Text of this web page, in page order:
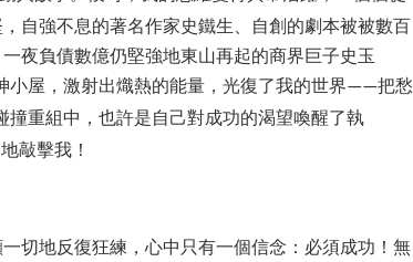
自強不息的著名作家史鐵生、自創的劇本被被數百
夜負債數億仍堅強地東山再起的商界巨子史玉
屋，激射出熾熱的能量，光復了我的世界——把愁
重組中，也許是自己對成功的渴望喚醒了執
敲擊我！
切地反復狂練，心中只有一個信念：必須成功！無